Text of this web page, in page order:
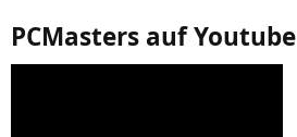
PCMasters auf Youtube